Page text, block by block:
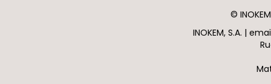
©
INOKEM, S.A. |